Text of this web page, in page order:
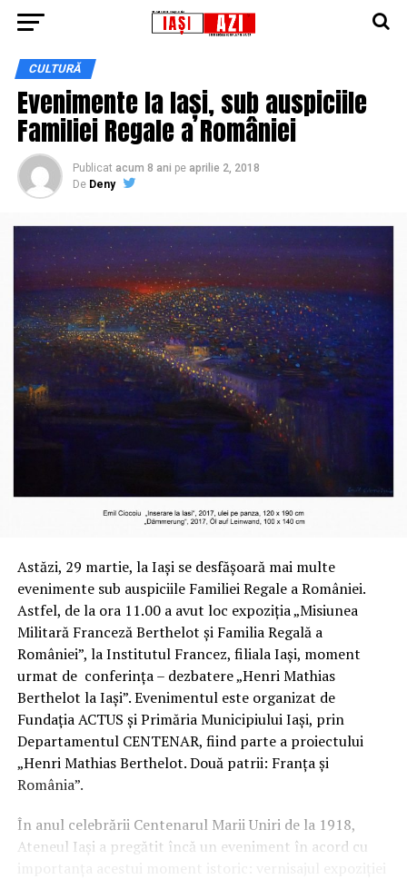
CULTURĂ
Evenimente la Iași, sub auspiciile
Familiei Regale a României
Publicat acum 8 ani pe aprilie 2, 2018
De Deny
Astăzi, 29 martie, la Iași se desfășoară mai multe
evenimente sub auspiciile Familiei Regale a României.
Astfel, de la ora 11.00 a avut loc expoziția „Misiunea
Militară Franceză Berthelot și Familia Regală a
României”, la Institutul Francez, filiala Iași, moment
urmat de conferința – dezbatere „Henri Mathias
Berthelot la Iași”. Evenimentul este organizat de
Fundația ACTUS și Primăria Municipiului Iași, prin
Departamentul CENTENAR, fiind parte a proiectului
„Henri Mathias Berthelot. Două patrii: Franța și
România”.
În anul celebrării Centenarul Marii Uniri de la 1918,
Ateneul Iași a pregătit încă un eveniment în acord cu